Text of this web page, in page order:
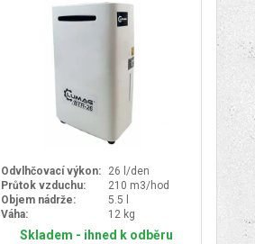
zahradním stolovým sestavám i
dalšímu dřevěnému nábytku a
pomocníkem na zahradě, terase nebo
v pergole.Pro zachování krásného
vzhledu a dlouhé životnosti
doporučujeme dřevo pravidelně
ošetřovatolejem nebo ochranným
nátěrem určeným pro tropické
dřeviny.Technické
parametryMateriál:&nbsp;tvrdé
tropické dřevo
MerantiRozměry:&nbsp;59 × 82 × 84
cmUrčení:&nbsp;servírovací a
odkládací stolek pro venkovní i kryté
prostory
Odvlhčovací výkon:
26 l/den
Průtok vzduchu:
210 m3/hod
Objem nádrže:
5.5 l
Váha:
12 kg
Skladem - ihned k odběru